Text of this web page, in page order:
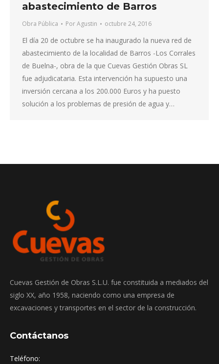
abastecimiento de Barros
Obra Pública PorAgustin octubre 24, 2016
El día 20 de octubre se ha inaugurado la nueva red de
abastecimiento de la localidad de Barros -Los Corrales
de Buelna-, obra de la que Cuevas Gestión Obras SL
fue adjudicataria. Esta intervención ha supuesto una
inversión cercana a los 200.000 Euros y ha puesto
solución a los problemas de presión de agua y…
Cuevas Gestión de Obras S.L.U. fue constituida a mediados del
siglo XX, año 1958, naciendo como una empresa de
excavaciones y transportes en el sector de la construcción.
Contáctanos
Teléfono: